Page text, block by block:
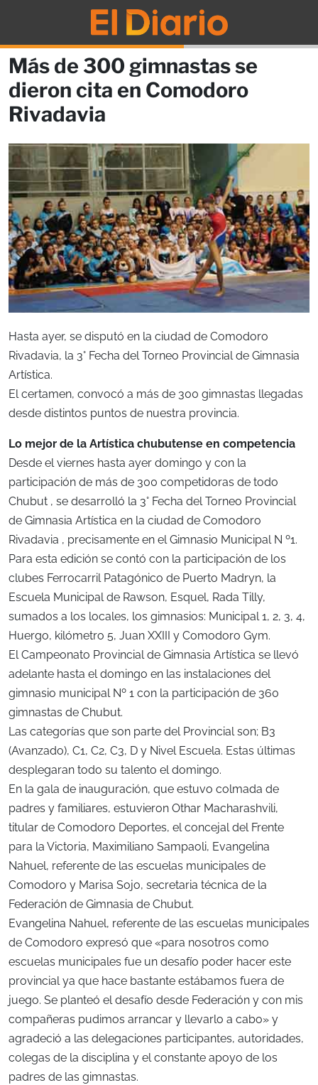
Más de 300 gimnastas se
dieron cita en Comodoro
Rivadavia
Hasta ayer, se disputó en la ciudad de Comodoro
Rivadavia, la 3° Fecha del Torneo Provincial de Gimnasia
Artística.
El certamen, convocó a más de 300 gimnastas llegadas
desde distintos puntos de nuestra provincia.
Lo mejor de la Artística chubutense en competencia
Desde el viernes hasta ayer domingo y con la
participación de más de 300 competidoras de todo
Chubut , se desarrolló la 3° Fecha del Torneo Provincial
de Gimnasia Artística en la ciudad de Comodoro
Rivadavia , precisamente en el Gimnasio Municipal N º1.
Para esta edición se contó con la participación de los
clubes Ferrocarril Patagónico de Puerto Madryn, la
Escuela Municipal de Rawson, Esquel, Rada Tilly,
sumados a los locales, los gimnasios: Municipal 1, 2, 3, 4,
Huergo, kilómetro 5, Juan XXIII y Comodoro Gym.
El Campeonato Provincial de Gimnasia Artística se llevó
adelante hasta el domingo en las instalaciones del
gimnasio municipal Nº 1 con la participación de 360
gimnastas de Chubut.
Las categorías que son parte del Provincial son; B3
(Avanzado), C1, C2, C3, D y Nivel Escuela. Estas últimas
desplegaran todo su talento el domingo.
En la gala de inauguración, que estuvo colmada de
padres y familiares, estuvieron Othar Macharashvili,
titular de Comodoro Deportes, el concejal del Frente
para la Victoria, Maximiliano Sampaoli, Evangelina
Nahuel, referente de las escuelas municipales de
Comodoro y Marisa Sojo, secretaria técnica de la
Federación de Gimnasia de Chubut.
Evangelina Nahuel, referente de las escuelas municipales
de Comodoro expresó que «para nosotros como
escuelas municipales fue un desafío poder hacer este
provincial ya que hace bastante estábamos fuera de
juego. Se planteó el desafío desde Federación y con mis
compañeras pudimos arrancar y llevarlo a cabo» y
agradeció a las delegaciones participantes, autoridades,
colegas de la disciplina y el constante apoyo de los
padres de las gimnastas.